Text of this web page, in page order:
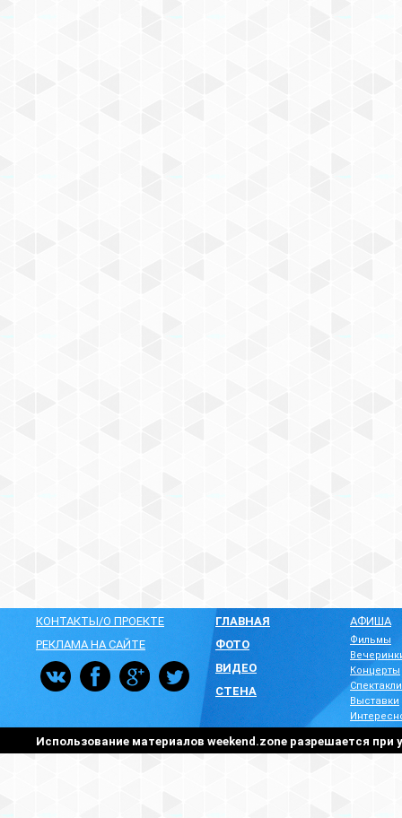
КОНТАКТЫ/О ПРОЕКТЕ
РЕКЛАМА НА САЙТЕ
ГЛАВНАЯ
ФОТО
ВИДЕО
СТЕНА
АФИША
Фильмы
Концерты
Спектакли
Выставки
Использование материалов weekend.zone разрешается